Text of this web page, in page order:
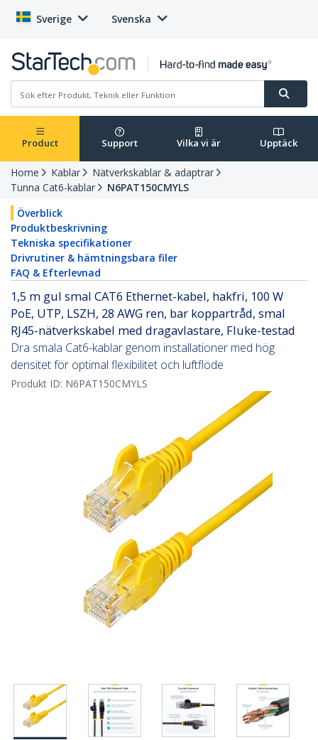
Sverige Svenska
Product Support Vilka vi är Upptäck
Home Kablar
Nätverkskablar & adaptrar
Tunna Cat6-kablar
N6PAT150CMYLS
Överblick
Produktbeskrivning
Tekniska specifikationer
Drivrutiner & hämtningsbara filer
FAQ & Efterlevnad
1,5 m gul smal CAT6 Ethernet-kabel, hakfri, 100 W
PoE, UTP, LSZH, 28 AWG ren, bar koppartråd, smal
RJ45-nätverkskabel med dragavlastare, Fluke-testad
Dra smala Cat6-kablar genom installationer med hög
densitet för optimal flexibilitet och luftflöde
Produkt ID: N6PAT150CMYLS